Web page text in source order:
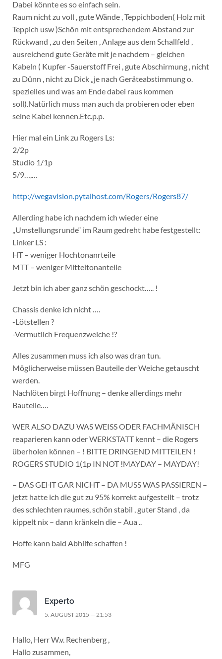
Dabei könnte es so einfach sein.
Raum nicht zu voll , gute Wände , Teppichboden( Holz mit
Teppich usw )Schön mit entsprechendem Abstand zur
Rückwand , zu den Seiten , Anlage aus dem Schallfeld ,
ausreichend gute Geräte mit je nachdem – gleichen
Kabeln ( Kupfer -Sauerstoff Frei , gute Abschirmung , nicht
zu Dünn , nicht zu Dick „je nach Geräteabstimmung o.
spezielles und was am Ende dabei raus kommen
soll).Natürlich muss man auch da probieren oder eben
seine Kabel kennen.Etc.p.p.
Hier mal ein Link zu Rogers Ls:
2/2p
Studio 1/1p
5/9…,…
http://wegavision.pytalhost.com/Rogers/Rogers87/
Allerding habe ich nachdem ich wieder eine
„Umstellungsrunde“ im Raum gedreht habe festgestellt:
Linker LS :
HT – weniger Hochtonanrteile
MTT – weniger Mitteltonanteile
Jetzt bin ich aber ganz schön geschockt….. !
Chassis denke ich nicht ….
-Lötstellen ?
-Vermutlich Frequenzweiche !?
Alles zusammen muss ich also was dran tun.
Möglicherweise müssen Bauteile der Weiche getauscht
werden.
Nachlöten birgt Hoffnung – denke allerdings mehr
Bauteile….
WER ALSO DAZU WAS WEISS ODER FACHMÄNISCH
reaparieren kann oder WERKSTATT kennt – die Rogers
überholen können – ! BITTE DRINGEND MITTEILEN !
ROGERS STUDIO 1(1p IN NOT !MAYDAY – MAYDAY!
– DAS GEHT GAR NICHT – DA MUSS WAS PASSIEREN –
jetzt hatte ich die gut zu 95% korrekt aufgestellt – trotz
des schlechten raumes, schön stabil , guter Stand , da
kippelt nix – dann kränkeln die – Aua ..
Hoffe kann bald Abhilfe schaffen !
MFG
Experto
5. AUGUST 2015 — 21:53
Hallo, Herr W.v. Rechenberg ,
Hallo zusammen,